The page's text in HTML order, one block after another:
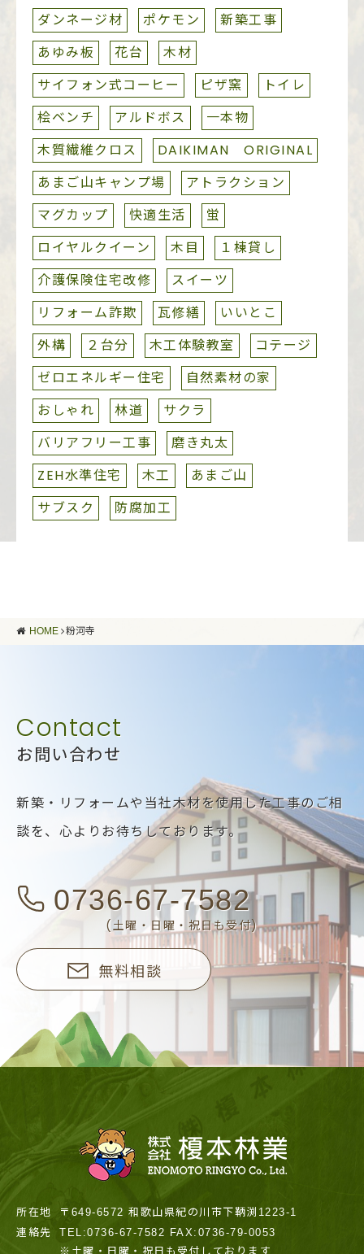
ダンネージ材
ポケモン
新築工事
あゆみ板
花台
木材
サイフォン式コーヒー
ピザ窯
トイレ
桧ベンチ
アルドボス
一本物
木質繊維クロス
DAIKIMAN ORIGINAL
あまご山キャンプ場
アトラクション
マグカップ
快適生活
蛍
ロイヤルクイーン
木目
１棟貸し
介護保険住宅改修
スイーツ
リフォーム詐欺
瓦修繕
いいとこ
外構
２台分 木工体験教室
コテージ
ゼロエネルギー住宅
自然素材の家
おしゃれ
林道
サクラ
バリアフリー工事
磨き丸太
ZEH水準住宅
木工
あまご山
サブスク
防腐加工
HOME 粉河寺
お問い合わせ
新築・リフォームや当社木材を使用した工事のご相
談を、 心よりお待ちしております。
0736-67-7582
(土曜・日曜・祝日も受付)
無料相談
所在地
〒649-6572 和歌山県紀の川市下鞆渕1223-1
連絡先
TEL:0736-67-7582 FAX:0736-79-0053
※土曜・日曜・祝日も受付しております